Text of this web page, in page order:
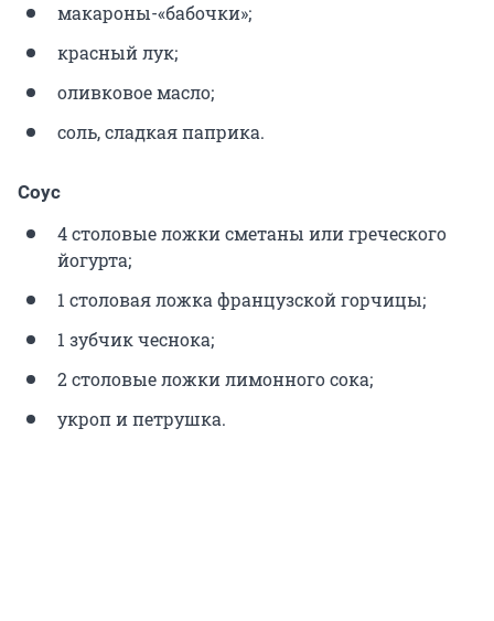
макароны-«бабочки»;
красный лук;
оливковое масло;
соль, сладкая паприка.
Соус
4 столовые ложки сметаны или греческого
йогурта;
1 столовая ложка французской горчицы;
1 зубчик чеснока;
2 столовые ложки лимонного сока;
укроп и петрушка.